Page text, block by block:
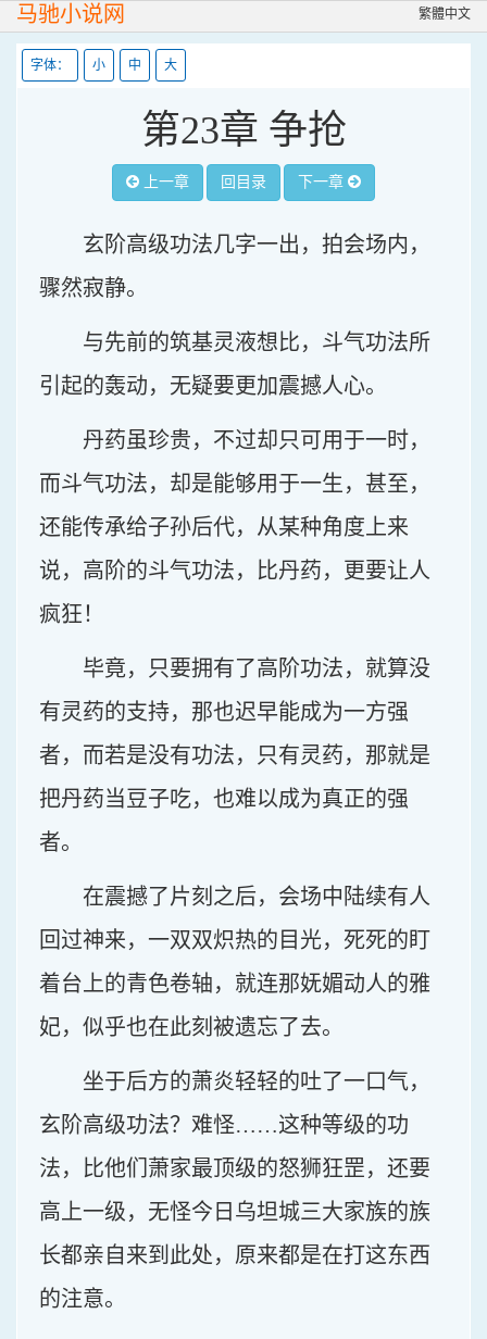
马驰小说网 繁體中文
字体： 小 中 大
第23章 争抢
上一章 回目录 下一章
玄阶高级功法几字一出，拍会场内，
骤然寂静。
与先前的筑基灵液想比，斗气功法所
引起的轰动，无疑要更加震撼人心。
丹药虽珍贵，不过却只可用于一时，
而斗气功法，却是能够用于一生，甚至，
还能传承给子孙后代，从某种角度上来
说，高阶的斗气功法，比丹药，更要让人
疯狂！
毕竟，只要拥有了高阶功法，就算没
有灵药的支持，那也迟早能成为一方强
者，而若是没有功法，只有灵药，那就是
把丹药当豆子吃，也难以成为真正的强
者。
在震撼了片刻之后，会场中陆续有人
回过神来，一双双炽热的目光，死死的盯
着台上的青色卷轴，就连那妩媚动人的雅
妃，似乎也在此刻被遗忘了去。
坐于后方的萧炎轻轻的吐了一口气，
玄阶高级功法？难怪……这种等级的功
法，比他们萧家最顶级的怒狮狂罡，还要
高上一级，无怪今日乌坦城三大家族的族
长都亲自来到此处，原来都是在打这东西
的注意。